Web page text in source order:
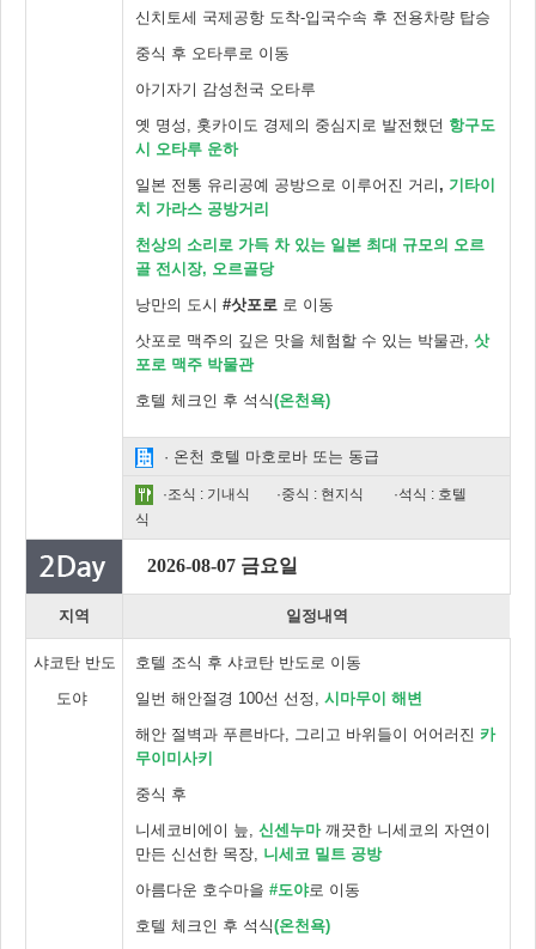
신치토세 국제공항 도착-입국수속 후 전용차량 탑승
중식 후 오타루로 이동
아기자기 감성천국 오타루
옛 명성, 홋카이도 경제의 중심지로 발전했던 항구도
시 오타루 운하
일본 전통 유리공예 공방으로 이루어진 거리 , 기타이
치 가라스 공방거리
천상의 소리로 가득 차 있는 일본 최대 규모의 오르
골 전시장, 오르골당
낭만의 도시 #삿포로 로 이동
삿포로 맥주의 깊은 맛을 체험할 수 있는 박물관, 삿
포로 맥주 박물관
호텔 체크인 후 석식(온천욕)
· 온천 호텔 마호로바 또는 동급
·조식 : 기내식 ·중식 : 현지식
·석식 : 호텔
식
2026-08-07 금요일
지역 일정내역
샤코탄 반도
도야
호텔 조식 후 샤코탄 반도로 이동
일번 해안절경 100선 선정, 시마무이 해변
해안 절벽과 푸른바다, 그리고 바위들이 어어러진 카
무이미사키
중식 후
니세코비에이 늪, 신센누마깨끗한 니세코의 자연이
만든 신선한 목장, 니세코 밀트 공방
아름다운 호수마을 #도야로 이동
호텔 체크인 후 석식(온천욕)